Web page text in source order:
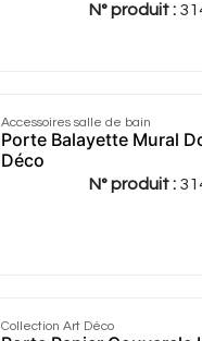
N° produit :
Accessoires salle de bain
Porte Balayette Mural
Déco
N° produit :
Collection Art Déco